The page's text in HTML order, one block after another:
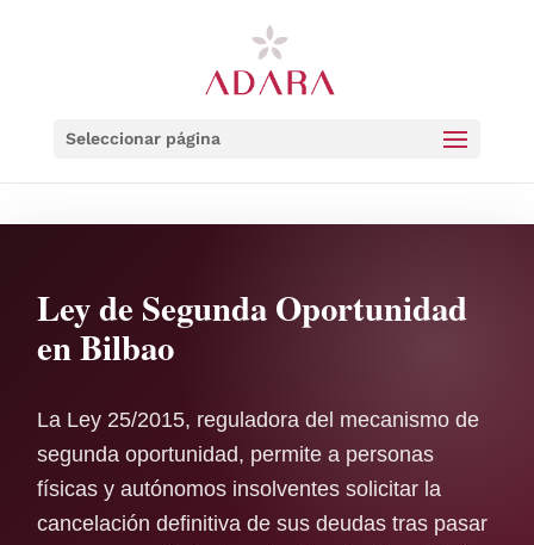
Seleccionar página
Ley de Segunda Oportunidad
en Bilbao
La Ley 25/2015, reguladora del mecanismo de
segunda oportunidad, permite a personas
físicas y autónomos insolventes solicitar la
cancelación definitiva de sus deudas tras pasar